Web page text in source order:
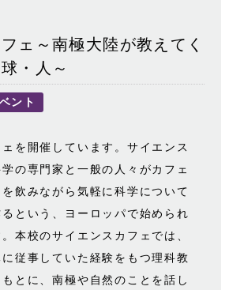
ェ～南極大陸が教えてく
・人～
ント
を開催しています。サイエンス
の専門家と一般の人々がカフェ
飲みながら気軽に科学について
という、ヨーロッパで始められ
本校のサイエンスカフェでは、
従事していた経験をもつ理科教
とに、南極や自然のことを話し